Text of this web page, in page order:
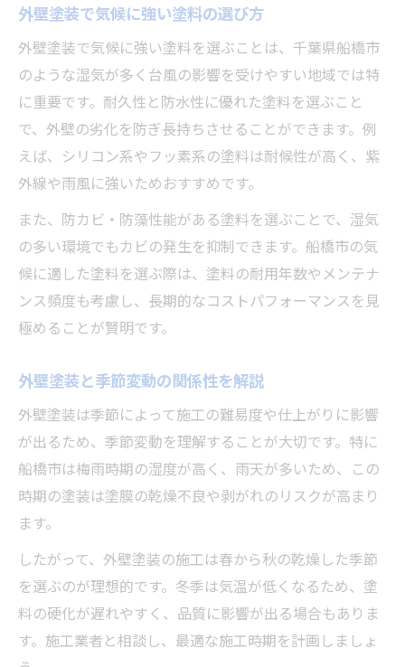
外壁塗装の種類別メリットと弱点まとめ
長持ちする外壁塗装の選び方を解説
外壁塗装とランニングコストの関係性
船橋市で賢く塗料選択を行うポイント
外壁塗装選びで重視すべき判断軸とは
船橋市の気候に適した外壁塗装ポイント
外壁塗装の選定時に確認したい基準
コストと外壁塗装品質のバランスを考える
外壁塗装の見積もり比較時の注意点
補助金活用で外壁塗装をお得に実現
外壁塗装の補助金制度活用方法を解説
外壁塗装の補助金情報を事前に調べる
お得に外壁塗装するための申請ポイント
高耐久な外壁塗装がもたらす安心感
外壁塗装の耐用年数と安全性の関係
外壁塗装で得られる暮らしのメリット
外壁塗装の耐久性がもたらす経済効果
外壁塗装の定期点検と長寿命の秘訣
外壁塗装で気候に強い塗料の選び方
外壁塗装で気候に強い塗料を選ぶことは、千葉県船橋市
のような湿気が多く台風の影響を受けやすい地域では特
に重要です。耐久性と防水性に優れた塗料を選ぶこと
で、外壁の劣化を防ぎ長持ちさせることができます。例
えば、シリコン系やフッ素系の塗料は耐候性が高く、紫
外線や雨風に強いためおすすめです。
また、防カビ・防藻性能がある塗料を選ぶことで、湿気
の多い環境でもカビの発生を抑制できます。船橋市の気
候に適した塗料を選ぶ際は、塗料の耐用年数やメンテナ
ンス頻度も考慮し、長期的なコストパフォーマンスを見
極めることが賢明です。
外壁塗装と季節変動の関係性を解説
外壁塗装は季節によって施工の難易度や仕上がりに影響
が出るため、季節変動を理解することが大切です。特に
船橋市は梅雨時期の湿度が高く、雨天が多いため、この
時期の塗装は塗膜の乾燥不良や剥がれのリスクが高まり
ます。
したがって、外壁塗装の施工は春から秋の乾燥した季節
を選ぶのが理想的です。冬季は気温が低くなるため、塗
料の硬化が遅れやすく、品質に影響が出る場合もありま
す。施工業者と相談し、最適な施工時期を計画しましょ